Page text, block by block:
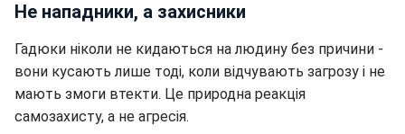
Не нападники, а захисники
Гадюки ніколи не кидаються на людину без причини -
вони кусають лише тоді, коли відчувають загрозу і не
мають змоги втекти. Це природна реакція
самозахисту, а не агресія.